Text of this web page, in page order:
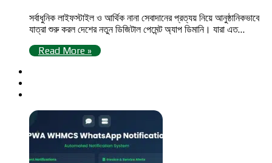
সর্বাধুনিক লাইফস্টাইল ও আর্থিক নানা সেবাদানের প্রত্যয় নিয়ে আনুষ্ঠানিকভাবে
যাত্রা শুরু করল দেশের নতুন ডিজিটাল পেমেন্ট অ্যাপ ডিমানি। যারা এত…
Read More »